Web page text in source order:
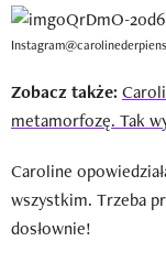
Zobacz także:
metamorfozę. Tak
Caroline
wszystkim. Trzeba
dosłownie!